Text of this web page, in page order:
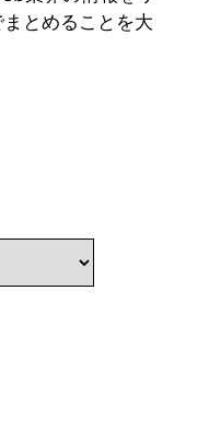
とめることを大